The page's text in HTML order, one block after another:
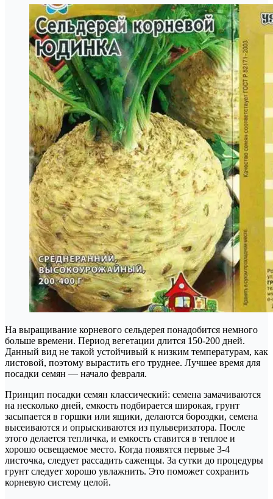
На выращивание корневого сельдерея понадобится немного
больше времени. Период вегетации длится 150-200 дней.
Данный вид не такой устойчивый к низким температурам, как
листовой, поэтому вырастить его труднее. Лучшее время для
посадки семян — начало февраля.
Принцип посадки семян классический: семена замачиваются
на несколько дней, емкость подбирается широкая, грунт
засыпается в горшки или ящики, делаются бороздки, семена
высеиваются и опрыскиваются из пульверизатора. После
этого делается тепличка, и емкость ставится в теплое и
хорошо освещаемое место. Когда появятся первые 3-4
листочка, следует рассадить саженцы. За сутки до процедуры
грунт следует хорошо увлажнить. Это поможет сохранить
корневую систему целой.